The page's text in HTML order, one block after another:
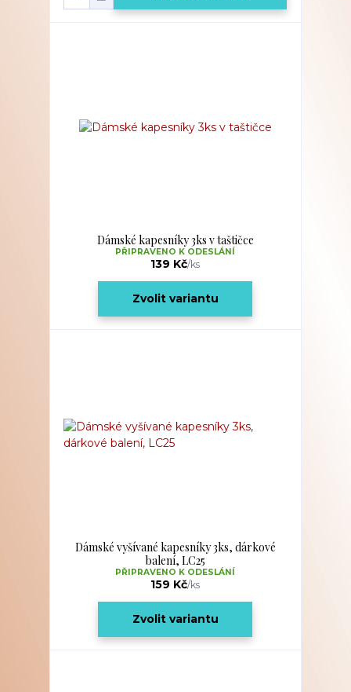
Dámské kapesníky 3ks v taštičce
139 Kč/ks
PŘIPRAVENO K ODESLÁNÍ
Zvolit variantu
Dámské vyšívané kapesníky 3ks, dárkové
balení, LC25
159 Kč/ks
PŘIPRAVENO K ODESLÁNÍ
Zvolit variantu